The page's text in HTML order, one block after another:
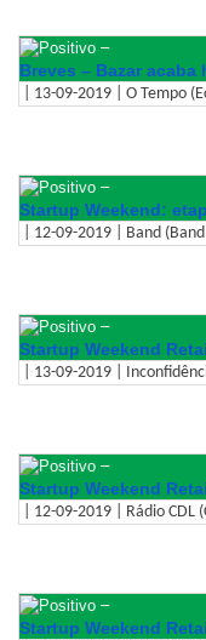
–
Breves – Bazar acaba
| 13-09-2019 | O Tempo
–
Startup Weekend:
| 12-09-2019 | Band
–
Startup Weekend
| 13-09-2019 |
–
Startup Weekend
| 12-09-2019 | Rádio CDL
–
Startup Weekend